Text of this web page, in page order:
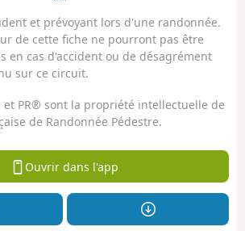
et prévoyant lors d'une randonnée.
de cette fiche ne pourront pas être
en cas d'accident ou de désagrément
sur ce circuit.
et PR® sont la propriété intellectuelle de
de Randonnée Pédestre.
Ouvrir dans l'app